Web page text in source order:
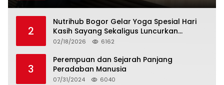
2
Nutrihub Bogor Gelar Yoga Spesial Hari
Kasih Sayang Sekaligus Luncurkan
Tropicana Slim Beras Porang Golden Ube
02/18/2026 6162
3
Perempuan dan Sejarah Panjang
Peradaban Manusia
07/31/2024 6040